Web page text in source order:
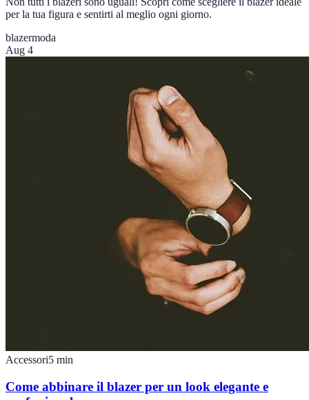
per la tua figura e sentirti al meglio ogni giorno.
blazermoda
Aug 4
Accessori5 min
Come abbinare il blazer per un look elegante e